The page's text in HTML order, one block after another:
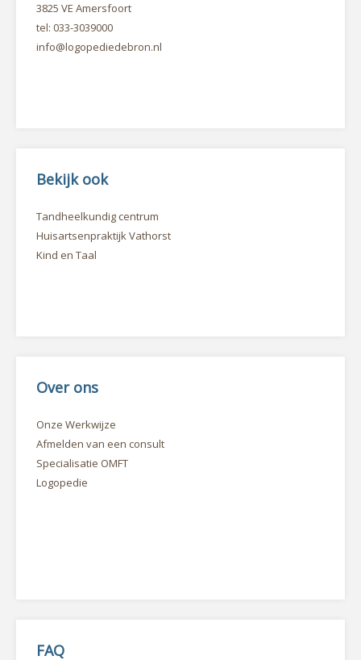
3825 VE Amersfoort
tel: 033-3039000
info@logopediedebron.nl
Bekijk ook
Tandheelkundig centrum
Huisartsenpraktijk Vathorst
Kind en Taal
Over ons
Onze Werkwijze
Afmelden van een consult
Specialisatie OMFT
Logopedie
FAQ